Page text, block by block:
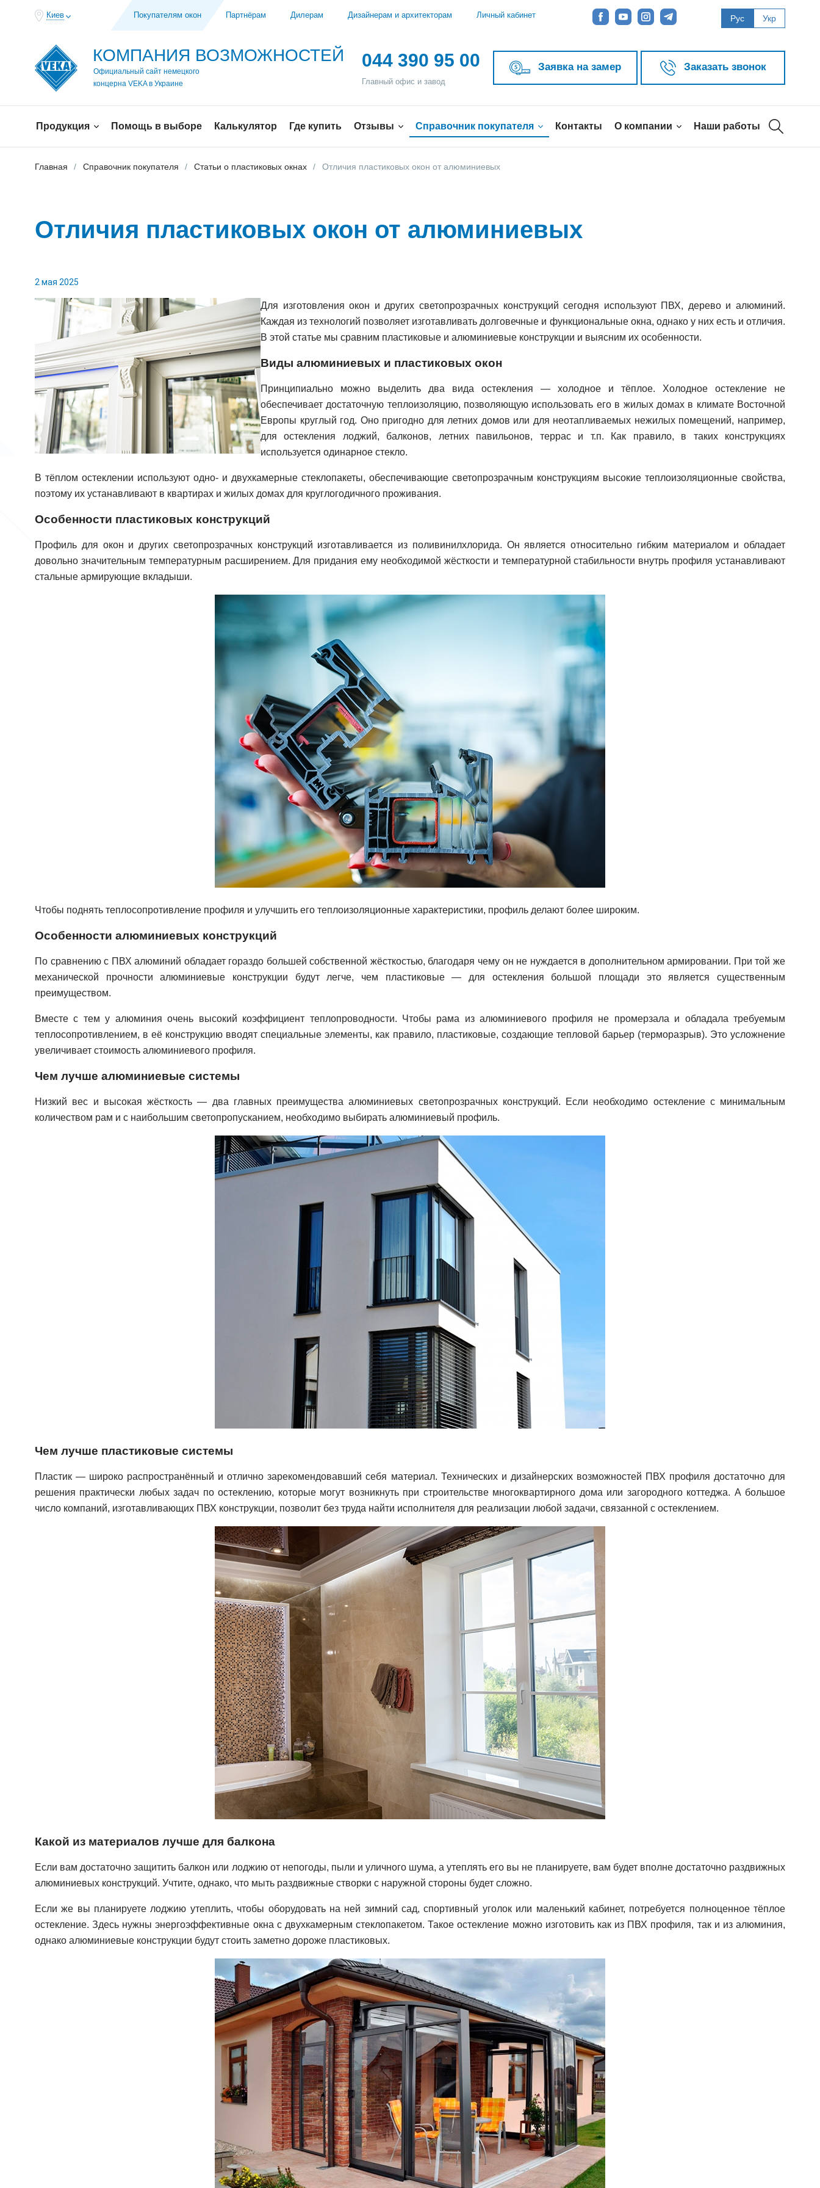
Киев Покупателям окон Партнёрам Дилерам Дизайнерам и архитекторам Личный кабинет Рус Укр
КОМПАНИЯ ВОЗМОЖНОСТЕЙ
Официальный сайт немецкого
концерна VEKA в Украине
044 390 95 00
Главный офис и завод
Заявка на замер Заказать звонок
Продукция Помощь в выборе Калькулятор Где купить Отзывы Справочник покупателя Контакты О компании Наши работы
Главная Справочник покупателя Статьи о пластиковых окнах Отличия пластиковых окон от алюминиевых
Отличия пластиковых окон от алюминиевых
2 мая 2025
Для изготовления окон и других светопрозрачных конструкций сегодня используют ПВХ, дерево и алюминий.
Каждая из технологий позволяет изготавливать долговечные и функциональные окна, однако у них есть и отличия.
В этой статье мы сравним пластиковые и алюминиевые конструкции и выясним их особенности.
Виды алюминиевых и пластиковых окон
Принципиально можно выделить два вида остекления — холодное и тёплое. Холодное остекление не
обеспечивает достаточную теплоизоляцию, позволяющую использовать его в жилых домах в климате Восточной
Европы круглый год. Оно пригодно для летних домов или для неотапливаемых нежилых помещений, например,
для остекления лоджий, балконов, летних павильонов, террас и т.п. Как правило, в таких конструкциях
используется одинарное стекло.
В тёплом остеклении используют одно- и двухкамерные стеклопакеты, обеспечивающие светопрозрачным конструкциям высокие теплоизоляционные свойства,
поэтому их устанавливают в квартирах и жилых домах для круглогодичного проживания.
Особенности пластиковых конструкций
Профиль для окон и других светопрозрачных конструкций изготавливается из поливинилхлорида. Он является относительно гибким материалом и обладает
довольно значительным температурным расширением. Для придания ему необходимой жёсткости и температурной стабильности внутрь профиля устанавливают
стальные армирующие вкладыши.
Чтобы поднять теплосопротивление профиля и улучшить его теплоизоляционные характеристики, профиль делают более широким.
Особенности алюминиевых конструкций
По сравнению с ПВХ алюминий обладает гораздо большей собственной жёсткостью, благодаря чему он не нуждается в дополнительном армировании. При той же
механической прочности алюминиевые конструкции будут легче, чем пластиковые — для остекления большой площади это является существенным
преимуществом.
Вместе с тем у алюминия очень высокий коэффициент теплопроводности. Чтобы рама из алюминиевого профиля не промерзала и обладала требуемым
теплосопротивлением, в её конструкцию вводят специальные элементы, как правило, пластиковые, создающие тепловой барьер (терморазрыв). Это усложнение
увеличивает стоимость алюминиевого профиля.
Чем лучше алюминиевые системы
Низкий вес и высокая жёсткость — два главных преимущества алюминиевых светопрозрачных конструкций. Если необходимо остекление с минимальным
количеством рам и с наибольшим светопропусканием, необходимо выбирать алюминиевый профиль.
Чем лучше пластиковые системы
Пластик — широко распространённый и отлично зарекомендовавший себя материал. Технических и дизайнерских возможностей ПВХ профиля достаточно для
решения практически любых задач по остеклению, которые могут возникнуть при строительстве многоквартирного дома или загородного коттеджа. А большое
число компаний, изготавливающих ПВХ конструкции, позволит без труда найти исполнителя для реализации любой задачи, связанной с остеклением.
Какой из материалов лучше для балкона
Если вам достаточно защитить балкон или лоджию от непогоды, пыли и уличного шума, а утеплять его вы не планируете, вам будет вполне достаточно раздвижных
алюминиевых конструкций. Учтите, однако, что мыть раздвижные створки с наружной стороны будет сложно.
Если же вы планируете лоджию утеплить, чтобы оборудовать на ней зимний сад, спортивный уголок или маленький кабинет, потребуется полноценное тёплое
остекление. Здесь нужны энергоэффективные окна с двухкамерным стеклопакетом. Такое остекление можно изготовить как из ПВХ профиля, так и из алюминия,
однако алюминиевые конструкции будут стоить заметно дороже пластиковых.